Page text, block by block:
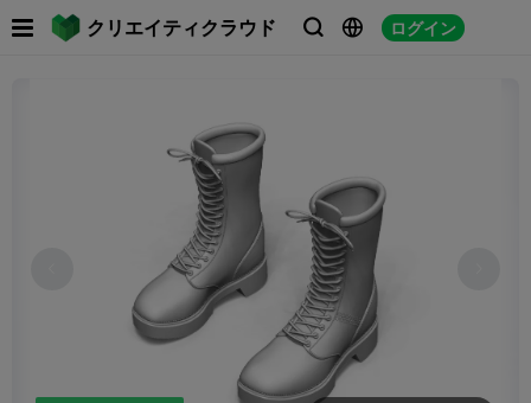
クリエイティクラウド   ログイン